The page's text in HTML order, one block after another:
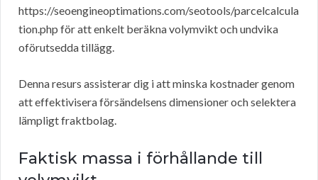
https://seoengineoptimations.com/seotools/parcelcalcula
tion.php för att enkelt beräkna volymvikt och undvika
oförutsedda tillägg.
Denna resurs assisterar dig i att minska kostnader genom
att effektivisera försändelsens dimensioner och selektera
lämpligt fraktbolag.
Faktisk massa i förhållande till